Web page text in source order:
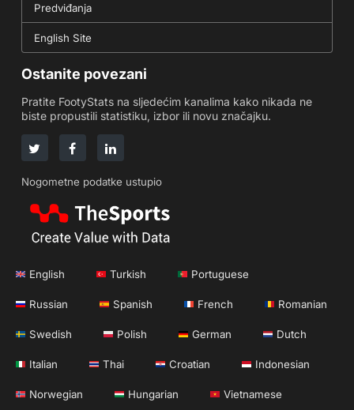
Predviđanja
English Site
Ostanite povezani
Pratite FootyStats na sljedećim kanalima kako nikada ne
biste propustili statistiku, izbor ili novu značajku.
Nogometne podatke ustupio
English Turkish Portuguese
Russian Spanish French Romanian
Swedish Polish German Dutch
Italian Thai Croatian Indonesian
Norwegian Hungarian Vietnamese